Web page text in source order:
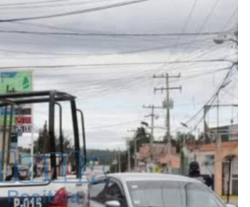
transmisión en vido en Sinaloa
alcanzado por un rayo durante un